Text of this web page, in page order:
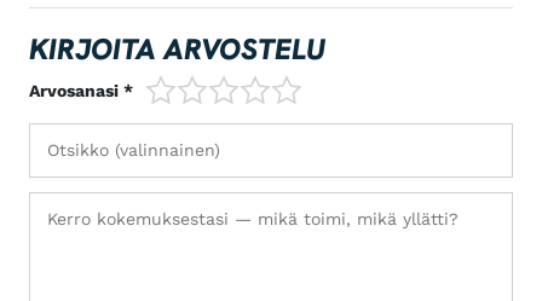
KIRJOITA ARVOSTELU
Arvosanasi * 1/5 2/53/54/5